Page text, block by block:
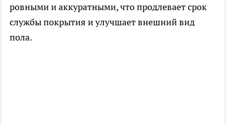
ровными и аккуратными, что продлевает срок
службы покрытия и улучшает внешний вид
пола.